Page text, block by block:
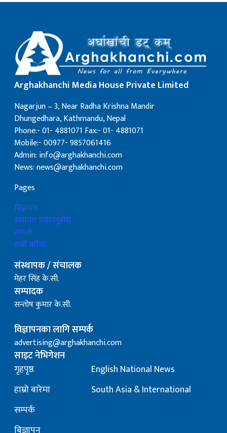
Arghakhanchi Media House Private Limited
Nagarjun – 3, Near Radha Krishna Mandir
Dhungedhara, Kathmandu, Nepal
Phone:- 01- 4881071 Fax:- 01- 4881071
Mobile:- 00977- 9857061416
Admin: info@arghakhanchi.com
News: news@arghakhanchi.com
Pages
बिज्ञापन
समाचार पठाउनुहोस्
सम्पर्क
हाम्रो बारेमा
संस्थापक / संचालक
मेहर सिंह के.सी.
सम्पादक
सन्तोष कुमार के.सी.
विज्ञापनका लागि सम्पर्क
advertising@arghakhanchi.com
साइट नेभिगेशन
गृहपृष्ठ
हाम्रो बारेमा
सम्पर्क
English National News
South Asia & International